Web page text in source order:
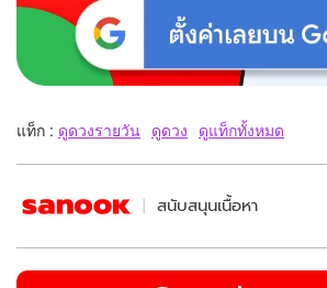
แท็ก : ดูดวงรายวัน ดูดวง ดูแท็กทั้งหมด
สนับสนุนเนื้อหา